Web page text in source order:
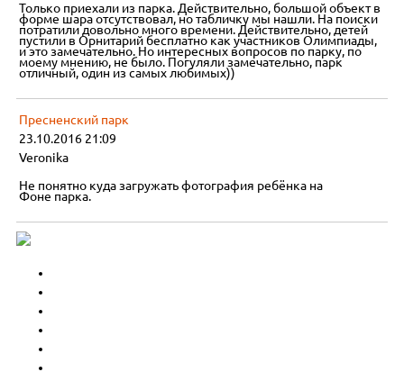
Только приехали из парка. Действительно, большой объект в
форме шара отсутствовал, но табличку мы нашли. На поиски
потратили довольно много времени. Действительно, детей
пустили в Орнитарий бесплатно как участников Олимпиады,
и это замечательно. Но интересных вопросов по парку, по
моему мнению, не было. Погуляли замечательно, парк
отличный, один из самых любимых))
Пресненский парк
23.10.2016 21:09
Veronika
Не понятно куда загружать фотография ребёнка на
Фоне парка.